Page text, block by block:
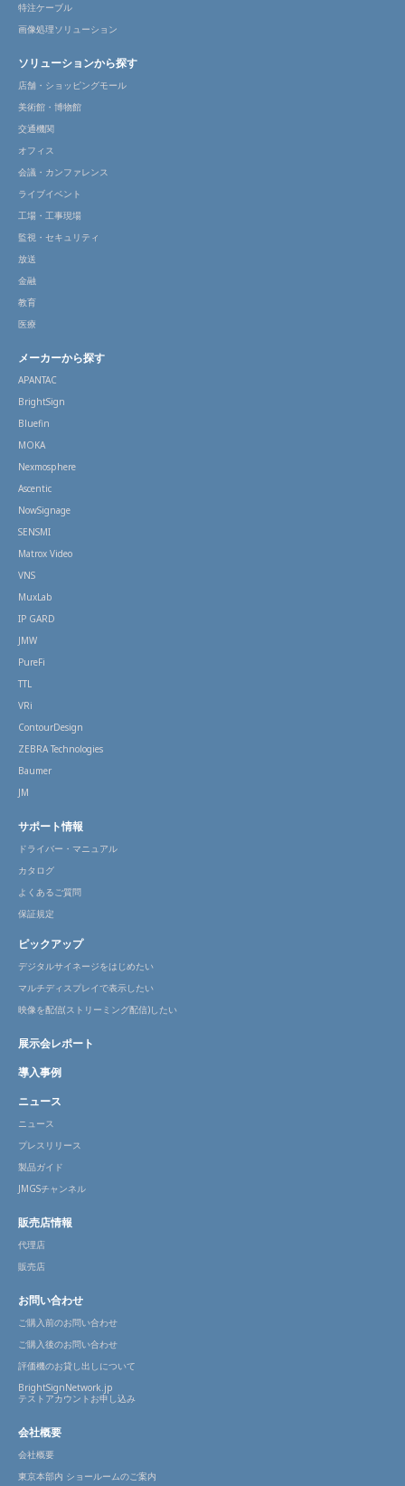
特注ケーブル
画像処理ソリューション
ソリューションから探す
店舗・ショッピングモール
美術館・博物館
交通機関
オフィス
会議・カンファレンス
ライブイベント
工場・工事現場
監視・セキュリティ
放送
金融
教育
医療
メーカーから探す
APANTAC
BrightSign
Bluefin
MOKA
Nexmosphere
Ascentic
NowSignage
SENSMI
Matrox Video
VNS
MuxLab
IP GARD
JMW
PureFi
TTL
VRi
ContourDesign
ZEBRA Technologies
Baumer
JM
サポート情報
ドライバー・マニュアル
カタログ
よくあるご質問
保証規定
ピックアップ
デジタルサイネージをはじめたい
マルチディスプレイで表示したい
映像を配信(ストリーミング配信)したい
展示会レポート
導入事例
ニュース
ニュース
プレスリリース
製品ガイド
JMGSチャンネル
販売店情報
代理店
販売店
お問い合わせ
ご購入前のお問い合わせ
ご購入後のお問い合わせ
評価機のお貸し出しについて
BrightSignNetwork.jp
テストアカウントお申し込み
会社概要
会社概要
東京本部内 ショールームのご案内